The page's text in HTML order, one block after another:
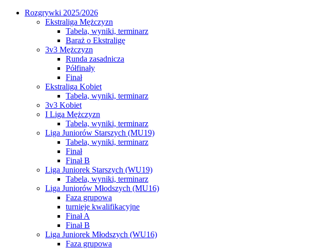
Rozgrywki 2025/2026
Ekstraliga Mężczyzn
Tabela, wyniki, terminarz
Baraż o Ekstraligę
3v3 Mężczyzn
Runda zasadnicza
Półfinały
Finał
Ekstraliga Kobiet
Tabela, wyniki, terminarz
3v3 Kobiet
I Liga Mężczyzn
Tabela, wyniki, terminarz
Liga Juniorów Starszych (MU19)
Tabela, wyniki, terminarz
Finał
Finał B
Liga Juniorek Starszych (WU19)
Tabela, wyniki, terminarz
Liga Juniorów Młodszych (MU16)
Faza grupowa
turnieje kwalifikacyjne
Finał A
Finał B
Liga Juniorek Młodszych (WU16)
Faza grupowa